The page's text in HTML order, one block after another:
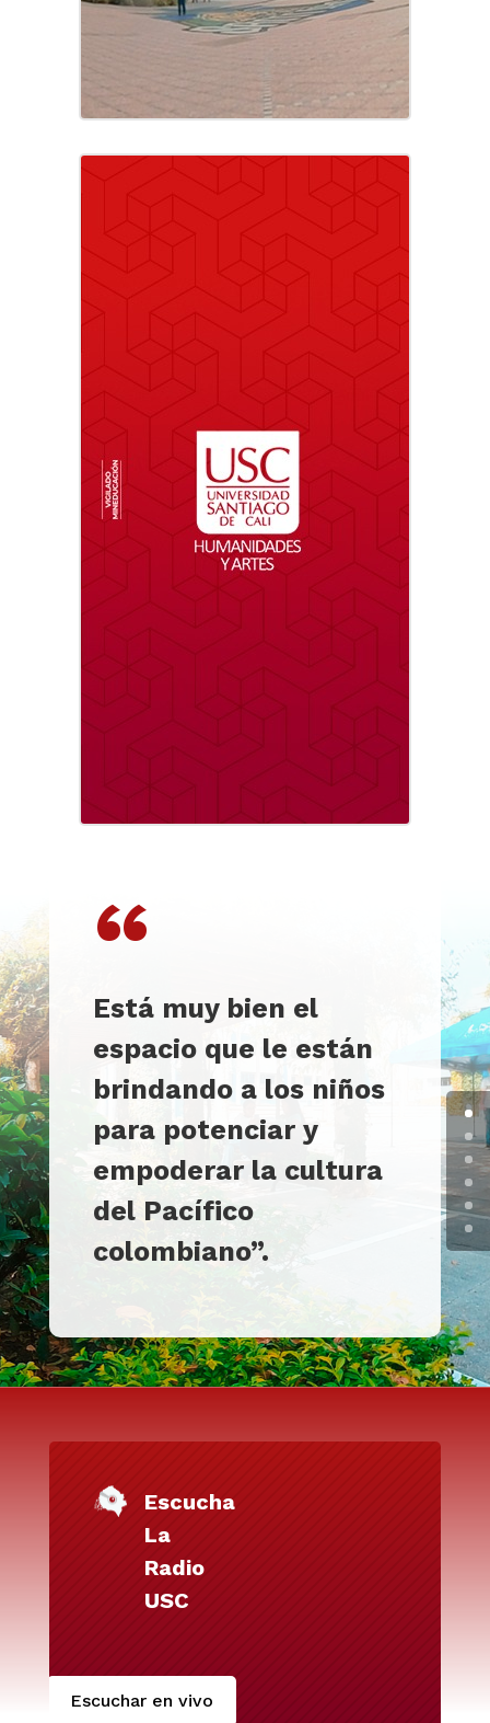
“
Está muy bien el
espacio que le están
brindando a los niños
para potenciar y
empoderar la cultura
del Pacífico
colombiano”.
Escucha
La
Radio
USC
Escuchar en vivo